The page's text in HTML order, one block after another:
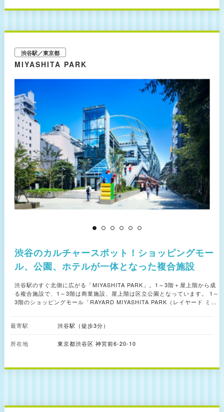
渋谷駅／東京都
MIYASHITA PARK
渋谷のカルチャースポット！ショッピングモー
ル、公園、ホテルが一体となった複合施設
渋谷駅のすぐ北側に広がる「MIYASHITA PARK」。1～3階＋屋上階から成
る複合施設で、1～3階は商業施設、屋上階は区立公園となっています。 1～
3階のショッピングモール「RAYARD MIYASHITA PARK（レイヤード ミヤ
100mのエリアに和洋中の飲食店、居酒屋、ミュージックバーなど約20の飲
宮下公園」を移設。緑のアーチをまとった「芝生ひろば」は、渋谷のビル群
ウォールに加え、ビーチバレーやビーチサッカーなどのサンドスポーツ全般
のレストラン＆バーでは、どこか懐かしさを感じるアメリカンイタリアン料
最寄駅 渋谷駅（徒歩3分）
所在地 東京都渋谷区 神宮前6-20-10